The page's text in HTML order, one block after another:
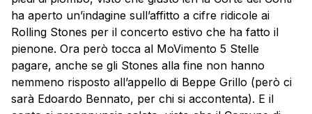
ha aperto un’indagine sull’affitto a cifre ridicole ai
Rolling Stones per il concerto estivo che ha fatto il
pienone. Ora però tocca al MoVimento 5 Stelle
pagare, anche se gli Stones alla fine non hanno
nemmeno risposto all’appello di Beppe Grillo (però ci
sarà Edoardo Bennato, per chi si accontenta). E il